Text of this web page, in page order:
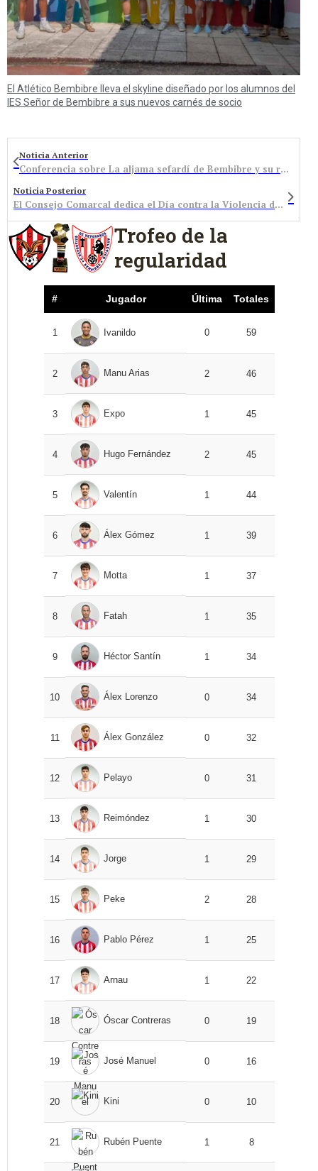
El Atlético Bembibre lleva el skyline diseñado por los alumnos del
IES Señor de Bembibre a sus nuevos carnés de socio
Noticia Anterior
Conferencia sobre La aljama sefardí de Bembibre y su relación con la de Los Barrios de Salas
Noticia Posterior
El Consejo Comarcal dedica el Día contra la Violencia de Género a las víctimas con discapacidad
Trofeo de la
regularidad
# Jugador Última Totales
1 Ivanildo 0 59
2 Manu Arias 2 46
3 Expo 1 45
4 Hugo Fernández 2 45
5 Valentín 1 44
6 Álex Gómez 1 39
7 Motta 1 37
8 Fatah 1 35
9 Héctor Santín 1 34
10 Álex Lorenzo 0 34
11 Álex González 0 32
12 Pelayo 0 31
13 Reimóndez 1 30
14 Jorge 1 29
15 Peke 2 28
16 Pablo Pérez 1 25
17 Arnau 1 22
18 Óscar Contreras 0 19
19 José Manuel 0 16
20 Kini 0 10
21 Rubén Puente 1 8